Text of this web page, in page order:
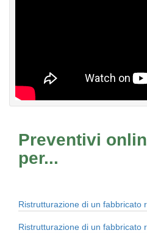
Preventivi
per...
Ristrutturazione di un fabbricato
Ristrutturazione di un fabbricato